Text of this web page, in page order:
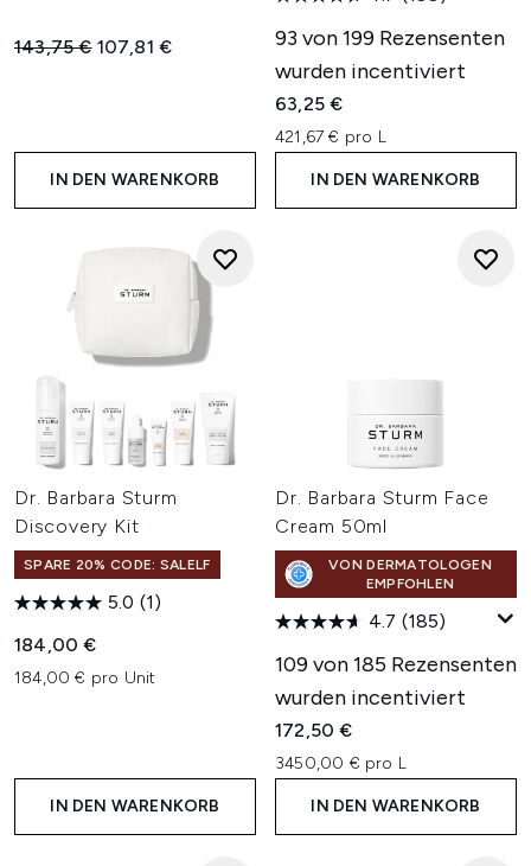
Unverbindliche Preisempfehlung:
143,75 € Aktueller Preis:
107,81 €
IN DEN WARENKORB
93 von 199 Rezensenten
wurden incentiviert
63,25 €
421,67 € pro L
IN DEN WARENKORB
Dr. Barbara Sturm
Discovery Kit
SPARE 20% CODE: SALELF
5.0 (1)
184,00 €
184,00 € pro Unit
IN DEN WARENKORB
Dr. Barbara Sturm Face
Cream 50ml
VON DERMATOLOGEN
EMPFOHLEN
4.7 (185)
109 von 185 Rezensenten
wurden incentiviert
172,50 €
3450,00 € pro L
IN DEN WARENKORB